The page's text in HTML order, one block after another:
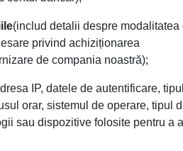
(includ detalii despre modalitatea
privind achiziționarea
de compania noastră);
IP, datele de autentificare,
orar, sistemul de operare, tipul
sau dispozitive folosite pentru a